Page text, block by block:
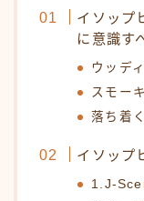
イソップ
に意識す
ウッデ
スモー
落ち着
イソップ
1.J-